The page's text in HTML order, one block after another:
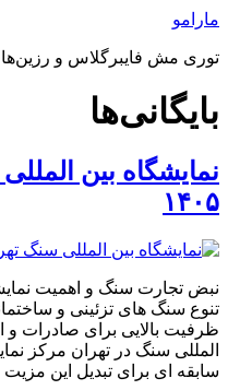
پرش
محتوا
مارامو
توری مش فایبرگلاس و
بایگانی‌ها
نمایشگاه بین
۱۴۰۵
تنوع سنگ‌ های تزئینی و
ظرفیت بالایی برای صادرات و
سابقه‌ ای برای تبدیل این